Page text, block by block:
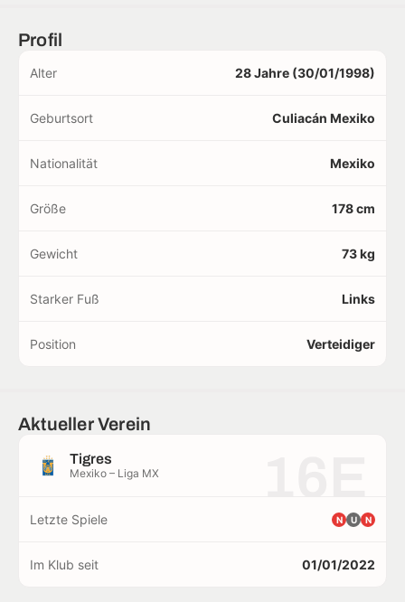
Profil
Alter 28 Jahre (30/01/1998)
Geburtsort Culiacán Mexiko
Nationalität Mexiko
Größe 178 cm
Gewicht 73 kg
Starker Fuß Links
Position Verteidiger
Aktueller Verein
Tigres
Mexiko – Liga MX
Letzte Spiele N U N
Im Klub seit 01/01/2022